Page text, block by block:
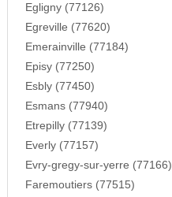
Egligny (77126)
Egreville (77620)
Emerainville (77184)
Episy (77250)
Esbly (77450)
Esmans (77940)
Etrepilly (77139)
Everly (77157)
Evry-gregy-sur-yerre (77166)
Faremoutiers (77515)